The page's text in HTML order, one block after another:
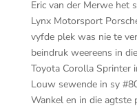
Eric van der Merwe het
Lynx Motorsport
vyfde plek was nie te
beindruk weereens in
Toyota Corolla Sprinter
Louw sewende in sy
Wankel en in die agtste